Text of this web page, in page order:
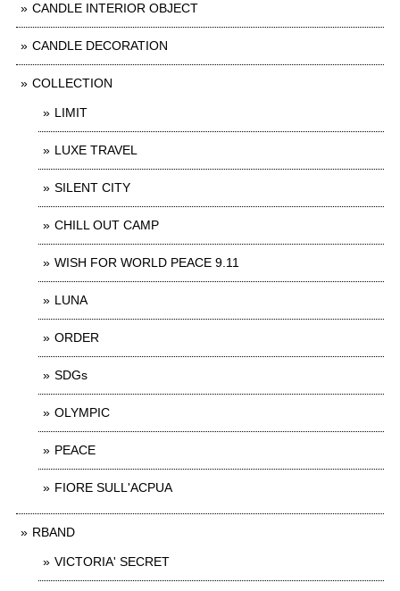
CANDLE INTERIOR OBJECT
CANDLE DECORATION
COLLECTION
LIMIT
LUXE TRAVEL
SILENT CITY
CHILL OUT CAMP
WISH FOR WORLD PEACE 9.11
LUNA
ORDER
SDGs
OLYMPIC
PEACE
FIORE SULL'ACPUA
RBAND
VICTORIA' SECRET